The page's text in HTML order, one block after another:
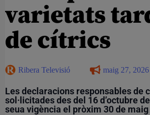
varietats
de cítrics
Ribera Televisió maig 27, 2026
Les declaracions responsables de
sol·licitades des del 16 d’octubre
seua vigència el pròxim 30 de maig